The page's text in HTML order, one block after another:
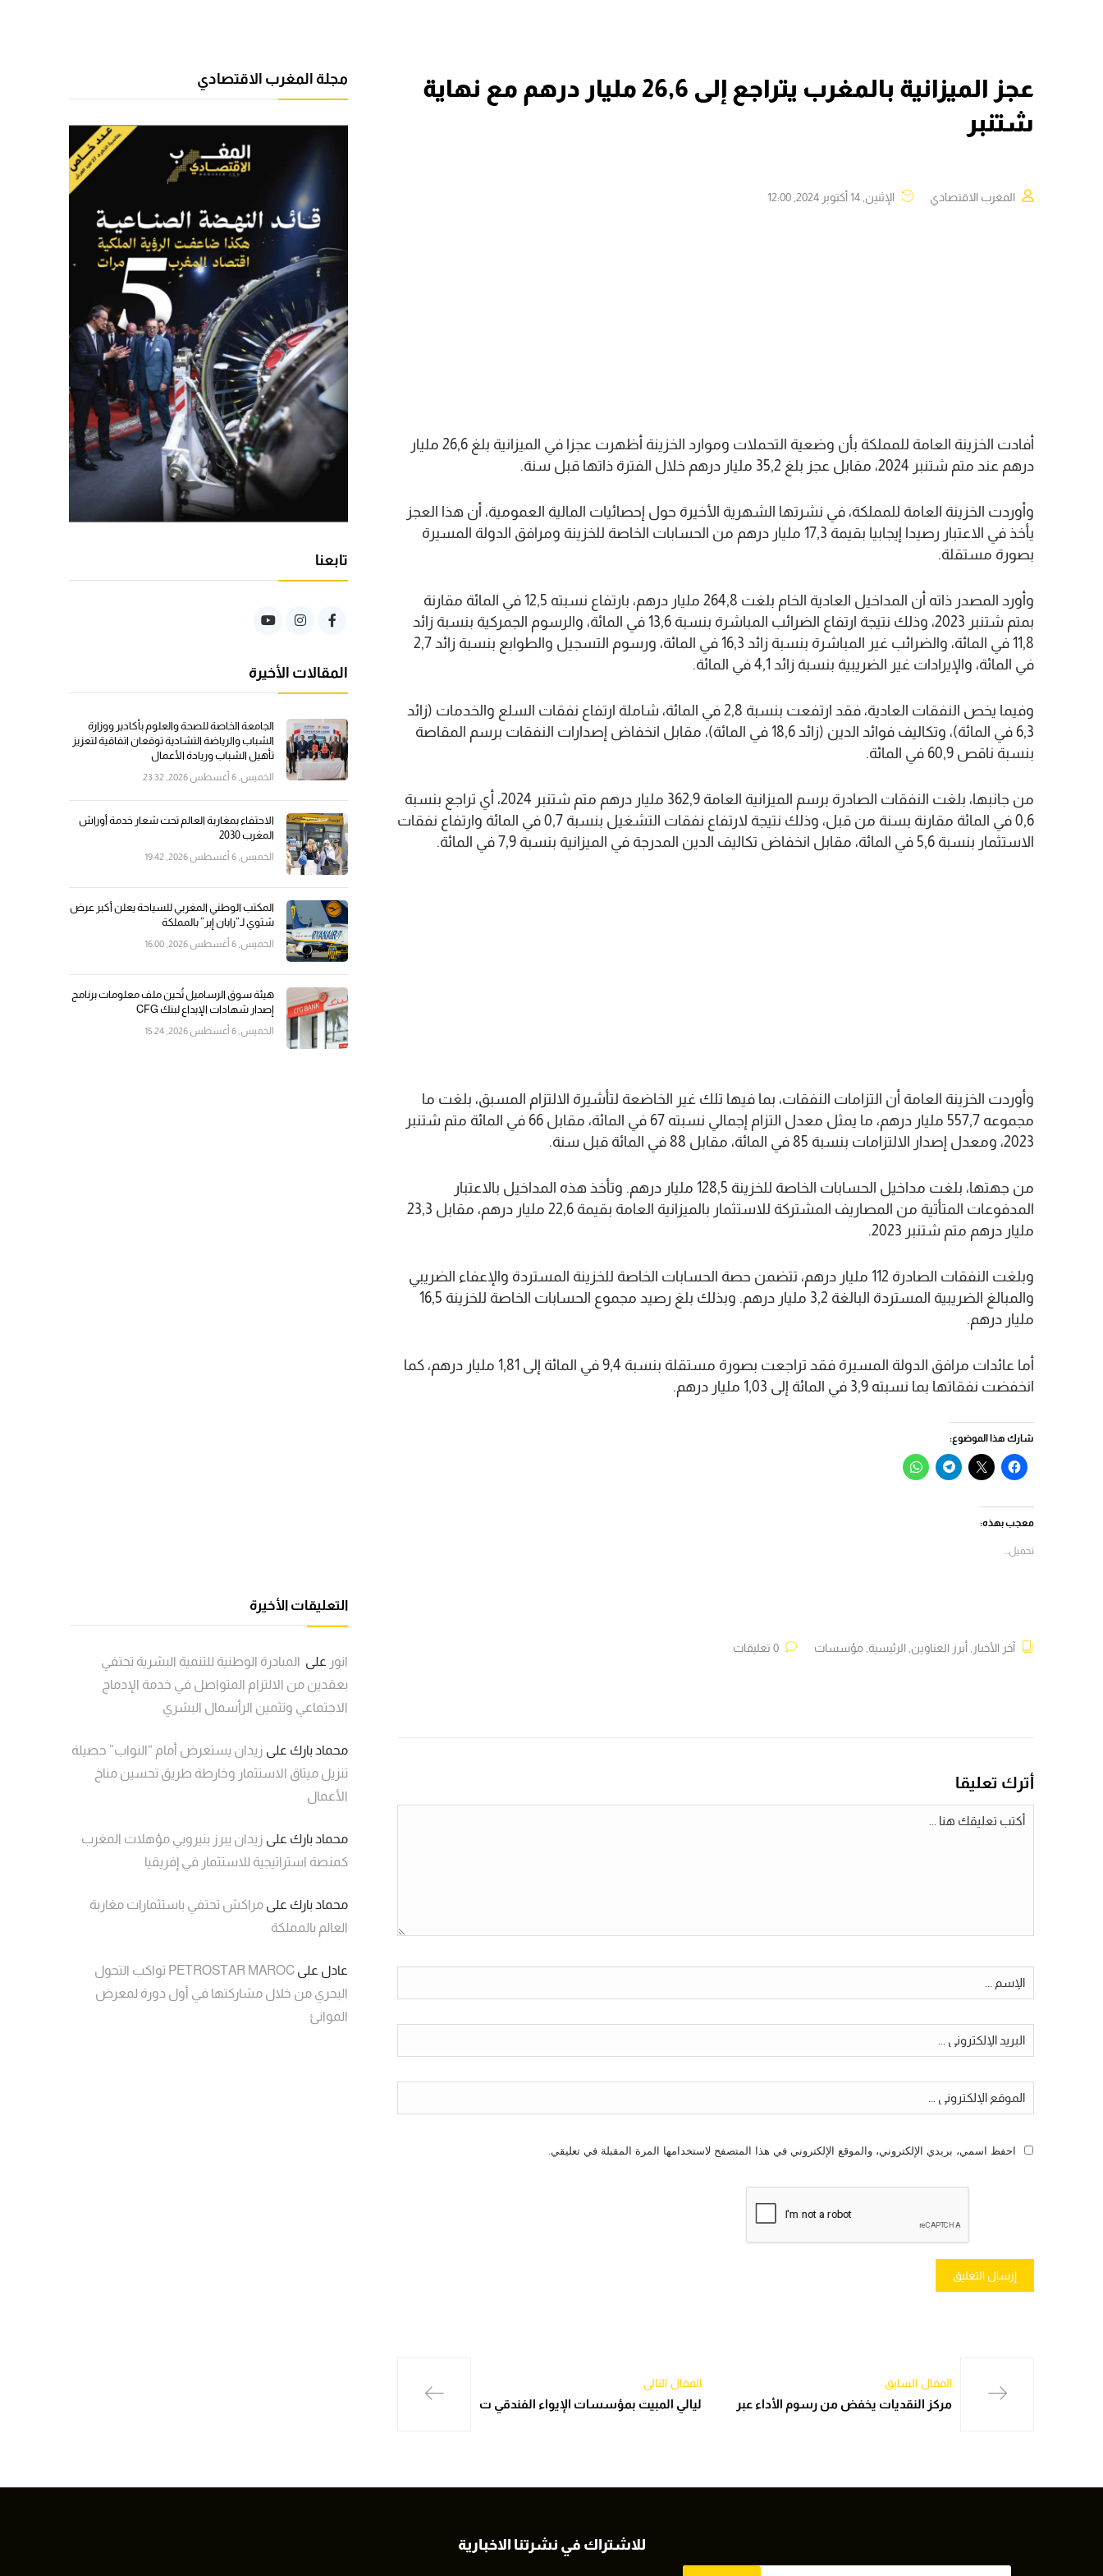
عجز الميزانية بالمغرب يتراجع إلى 26,6 مليار درهم مع نهاية
شتنبر
المغرب الاقتصادي الإثنين, 14 أكتوبر 2024, 12:00
أفادت الخزينة العامة للمملكة بأن وضعية التحملات وموارد الخزينة أظهرت عجزا في الميزانية بلغ 26,6 مليار
درهم عند متم شتنبر 2024، مقابل عجز بلغ 35,2 مليار درهم خلال الفترة ذاتها قبل سنة.
وأوردت الخزينة العامة للمملكة، في نشرتها الشهرية الأخيرة حول إحصائيات المالية العمومية، أن هذا العجز
يأخذ في الاعتبار رصيدا إيجابيا بقيمة 17,3 مليار درهم من الحسابات الخاصة للخزينة ومرافق الدولة المسيرة
بصورة مستقلة.
وأورد المصدر ذاته أن المداخيل العادية الخام بلغت 264,8 مليار درهم، بارتفاع نسبته 12,5 في المائة مقارنة
بمتم شتنبر 2023، وذلك نتيجة ارتفاع الضرائب المباشرة بنسبة 13,6 في المائة، والرسوم الجمركية بنسبة زائد
11,8 في المائة، والضرائب غير المباشرة بنسبة زائد 16,3 في المائة، ورسوم التسجيل والطوابع بنسبة زائد 2,7
في المائة، والإيرادات غير الضريبية بنسبة زائد 4,1 في المائة.
وفيما يخص النفقات العادية، فقد ارتفعت بنسبة 2,8 في المائة، شاملة ارتفاع نفقات السلع والخدمات (زائد
6,3 في المائة)، وتكاليف فوائد الدين (زائد 18,6 في المائة)، مقابل انخفاض إصدارات النفقات برسم المقاصة
بنسبة ناقص 60,9 في المائة.
من جانبها، بلغت النفقات الصادرة برسم الميزانية العامة 362,9 مليار درهم متم شتنبر 2024، أي تراجع بنسبة
0,6 في المائة مقارنة بسنة من قبل، وذلك نتيجة لارتفاع نفقات التشغيل بنسبة 0,7 في المائة وارتفاع نفقات
الاستثمار بنسبة 5,6 في المائة، مقابل انخفاض تكاليف الدين المدرجة في الميزانية بنسبة 7,9 في المائة.
وأوردت الخزينة العامة أن التزامات النفقات، بما فيها تلك غير الخاضعة لتأشيرة الالتزام المسبق، بلغت ما
مجموعه 557,7 مليار درهم، ما يمثل معدل التزام إجمالي نسبته 67 في المائة، مقابل 66 في المائة متم شتنبر
2023، ومعدل إصدار الالتزامات بنسبة 85 في المائة، مقابل 88 في المائة قبل سنة.
من جهتها، بلغت مداخيل الحسابات الخاصة للخزينة 128,5 مليار درهم. وتأخذ هذه المداخيل بالاعتبار
المدفوعات المتأتية من المصاريف المشتركة للاستثمار بالميزانية العامة بقيمة 22,6 مليار درهم، مقابل 23,3
مليار درهم متم شتنبر 2023.
وبلغت النفقات الصادرة 112 مليار درهم، تتضمن حصة الحسابات الخاصة للخزينة المستردة والإعفاء الضريبي
والمبالغ الضريبية المستردة البالغة 3,2 مليار درهم. وبذلك بلغ رصيد مجموع الحسابات الخاصة للخزينة 16,5
مليار درهم.
أما عائدات مرافق الدولة المسيرة فقد تراجعت بصورة مستقلة بنسبة 9,4 في المائة إلى 1,81 مليار درهم، كما
انخفضت نفقاتها بما نسبته 3,9 في المائة إلى 1,03 مليار درهم.
شارك هذا الموضوع:
انقر
للمشاركة
(فتح
في
نافذة
النقر
للمشاركة
انقر
للمشاركة
انقر
للمشاركة
معجب بهذه:
تحميل...
آخر الأخبار أبرز العناوين الرئيسية مؤسسات
أترك تعليقا
احفظ اسمي، بريدي الإلكتروني، والموقع الإلكتروني في هذا المتصفح لاستخدامها المرة المقبلة في تعليقي.
المقال السابق
مركز النقديات يخفض من رسوم الأداء عبر
المقال التالي
ليالي المبيت بمؤسسات الإيواء الفندقي ت
مجلة المغرب الاقتصادي
تابعنا
المقالات الأخيرة
الجامعة الخاصة للصحة والعلوم بأكادير ووزارة
الشباب والرياضة التشادية توقعان اتفاقية لتعزيز
تأهيل الشباب وريادة الأعمال
الخميس, 6 أغسطس 2026, 23:32
الاحتفاء بمغاربة العالم تحت شعار خدمة أوراش
المغرب 2030
الخميس, 6 أغسطس 2026, 19:42
المكتب الوطني المغربي للسياحة يعلن أكبر عرض
شتوي لـ”رايان إير” بالمملكة
الخميس, 6 أغسطس 2026, 16:00
هيئة سوق الرساميل تُحين ملف معلومات برنامج
إصدار شهادات الإيداع لبنك CFG
الخميس, 6 أغسطس 2026, 15:24
التعليقات الأخيرة
انور على المبادرة الوطنية للتنمية البشرية تحتفي
بعقدين من الالتزام المتواصل في خدمة الإدماج
الاجتماعي وتثمين الرأسمال البشري
محماد بارك على زيدان يستعرض أمام “النواب” حصيلة
تنزيل ميثاق الاستثمار وخارطة طريق تحسين مناخ
الأعمال
محماد بارك على زيدان يبرز بنيروبي مؤهلات المغرب
كمنصة استراتيجية للاستثمار في إفريقيا
محماد بارك على مراكش تحتفي باستثمارات مغاربة
العالم بالمملكة
عادل على
PETROSTAR MAROC تواكب التحول
البحري من خلال مشاركتها في أول دورة لمعرض
الموانئ
للاشتراك في نشرتنا الاخبارية